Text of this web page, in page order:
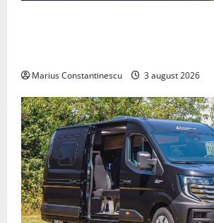
Marius Constantinescu 3 august 2026